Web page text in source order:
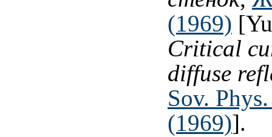
(1969)
Critical
diffuse
Sov.
(1969)].